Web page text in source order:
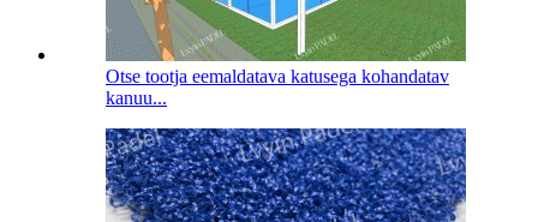
Otse tootja eemaldatava katusega kohandatav
kanuu...